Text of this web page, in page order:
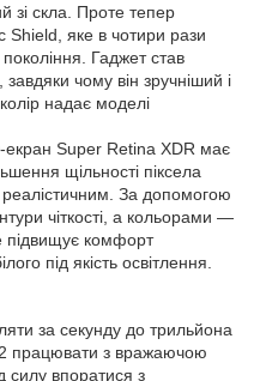
зі скла. Проте тепер
Shield, яке в чотири рази
Гаджет став
чому він зручніший і
надає моделі
Super Retina XDR має
щільності піксела
За допомогою
чіткості, а кольорами —
підвищує комфорт
під якість освітлення.
за секунду до трильйона
працювати з вражаючою
силу впоратися з